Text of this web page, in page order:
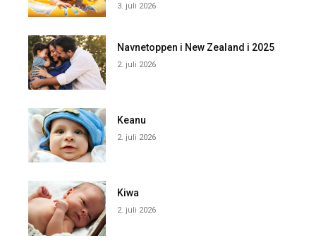
3. juli 2026
Navnetoppen i New Zealand i 2025
2. juli 2026
Keanu
2. juli 2026
Kiwa
2. juli 2026